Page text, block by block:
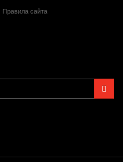
Правила сайта